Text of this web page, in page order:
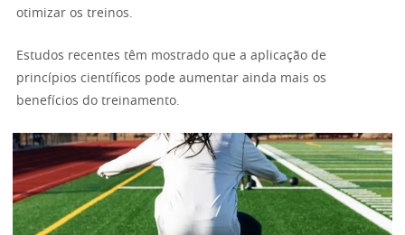
otimizar os treinos.
Estudos recentes têm mostrado que a aplicação de
princípios científicos pode aumentar ainda mais os
benefícios do treinamento.